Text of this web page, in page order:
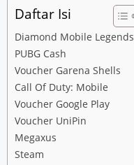
Daftar Isi
Diamond Mobile Legends
PUBG Cash
Voucher Garena Shells
Call Of Duty: Mobile
Voucher Google Play
Voucher UniPin
Megaxus
Steam